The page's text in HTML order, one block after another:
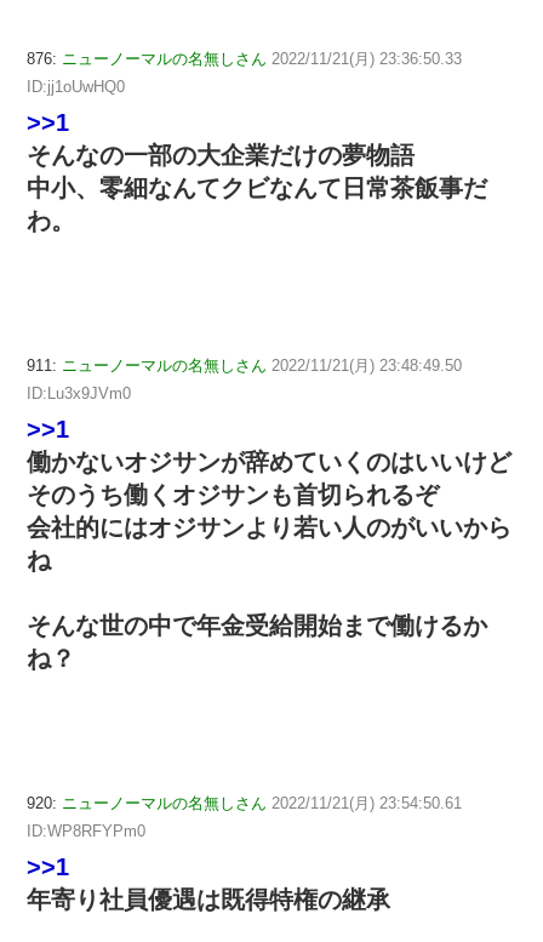
876: ニューノーマルの名無しさん 2022/11/21(月) 23:36:50.33
ID:jj1oUwHQ0
>>1
そんなの一部の大企業だけの夢物語
中小、零細なんてクビなんて日常茶飯事だ
わ。
911: ニューノーマルの名無しさん 2022/11/21(月) 23:48:49.50
ID:Lu3x9JVm0
>>1
働かないオジサンが辞めていくのはいいけど
そのうち働くオジサンも首切られるぞ
会社的にはオジサンより若い人のがいいから
ね
そんな世の中で年金受給開始まで働けるか
ね？
920: ニューノーマルの名無しさん 2022/11/21(月) 23:54:50.61
ID:WP8RFYPm0
>>1
年寄り社員優遇は既得特権の継承